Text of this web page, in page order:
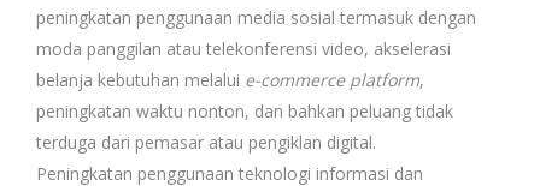
peningkatan penggunaan media sosial termasuk dengan
moda panggilan atau telekonferensi video, akselerasi
belanja kebutuhan melalui e-commerce platform,
peningkatan waktu nonton, dan bahkan peluang tidak
terduga dari pemasar atau pengiklan digital.
Peningkatan penggunaan teknologi informasi dan